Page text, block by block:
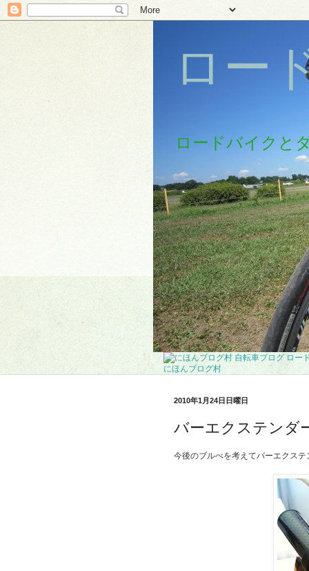
ロー
ロードバイクと
にほんブログ村
2010年1月24日日曜日
バーエクステンダ
今後のブルべを考えてバーエクス